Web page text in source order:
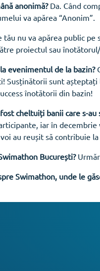
anonimă?Da. Când
va apărea “Anonim”.
nu va apărea public
proiectul sau
evenimentul de la bazin?
Susținătorii sunt
înotătorii din bazin!
cheltuiți banii care s-
iar în
au reușit să contribuie
București?
Swimathon, unde le